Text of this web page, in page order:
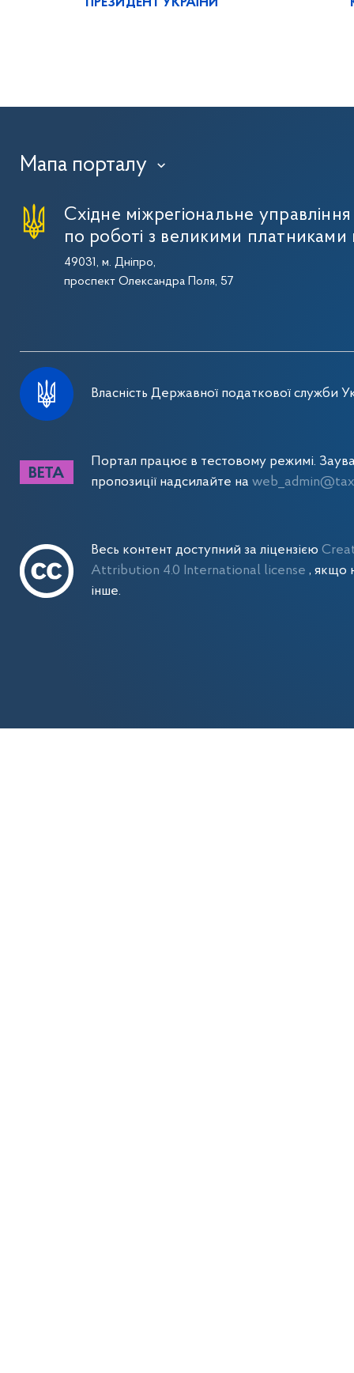
ПРЕЗИДЕНТ УКРАЇНИ
Мапа порталу ›
Східне міжрегіональне
по роботі з великими платниками
49031, м. Дніпро,
проспект Олександра Поля, 57
Власність Державної податкової служби
Портал працює в тестовому режимі.
пропозиції надсилайте на
Весь контент доступний за ліцензією
Attribution 4.0 International license , якщо
інше.